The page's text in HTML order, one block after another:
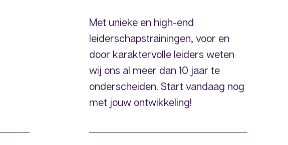
Met unieke en high-end
leiderschapstrainingen, voor en
door karaktervolle leiders weten
wij ons al meer dan 10 jaar te
onderscheiden. Start vandaag nog
met jouw ontwikkeling!